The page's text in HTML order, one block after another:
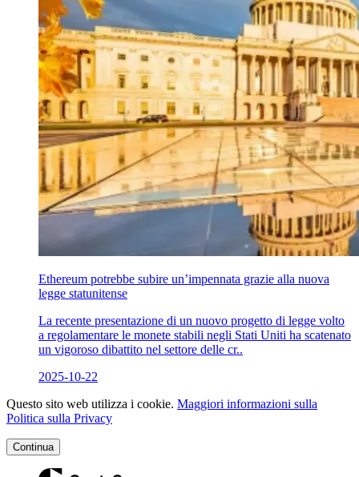
Ethereum potrebbe subire un’impennata grazie alla nuova
legge statunitense
La recente presentazione di un nuovo progetto di legge volto
a regolamentare le monete stabili negli Stati Uniti ha scatenato
un vigoroso dibattito nel settore delle cr..
2025-10-22
Questo sito web utilizza i cookie. Maggiori informazioni sulla
Politica sulla Privacy
Continua